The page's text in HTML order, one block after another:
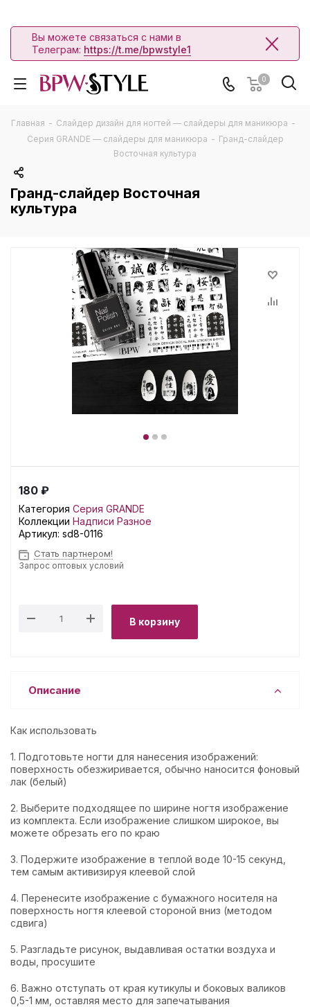
Вы можете связаться с нами в
Телеграм: https://t.me/bpwstyle1
0
Главная - Слайдер дизайн для ногтей — слайдеры для маникюра -
Серия GRANDE — слайдеры для маникюра - Гранд-слайдер
Восточная культура
Гранд-слайдер Восточная
культура
180 ₽
Категория Серия GRANDE
Коллекции Надписи Разное
Артикул: sd8-0116
Стать партнером!
Запрос оптовых условий
В корзину
Описание
Как использовать
1. Подготовьте ногти для нанесения изображений:
поверхность обезжиривается, обычно наносится фоновый
лак (белый)
2. Выберите подходящее по ширине ногтя изображение
из комплекта. Если изображение слишком широкое, вы
можете обрезать его по краю
3. Подержите изображение в теплой воде 10-15 секунд,
тем самым активизируя клеевой слой
4. Перенесите изображение с бумажного носителя на
поверхность ногтя клеевой стороной вниз (методом
сдвига)
5. Разгладьте рисунок, выдавливая остатки воздуха и
воды, просушите
6. Важно отступать от края кутикулы и боковых валиков
0,5-1 мм, оставляя место для запечатывания